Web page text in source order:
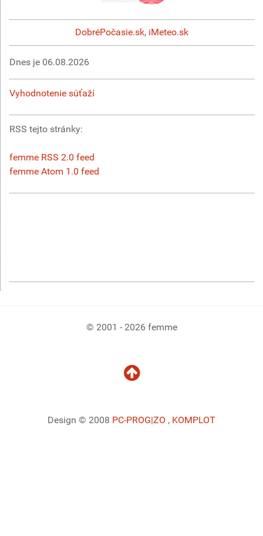
DobréPočasie.sk, iMeteo.sk
Dnes je 06.08.2026
Vyhodnotenie súťaží
RSS tejto stránky:
femme RSS 2.0 feed
femme Atom 1.0 feed
© 2001 - 2026 femme
Design © 2008 PC-PROG|ZO , KOMPLOT